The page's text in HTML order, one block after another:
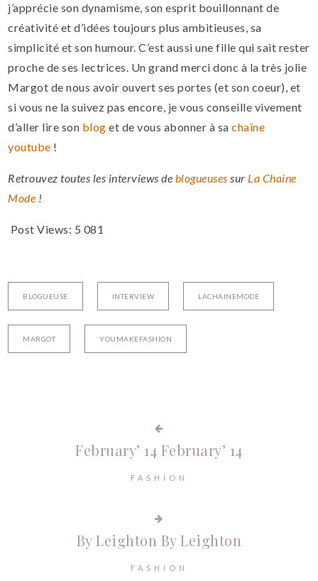
j’apprécie son dynamisme, son esprit bouillonnant de
créativité et d’idées toujours plus ambitieuses, sa
simplicité et son humour. C’est aussi une fille qui sait rester
proche de ses lectrices. Un grand merci donc à la très jolie
Margot de nous avoir ouvert ses portes (et son coeur), et
si vous ne la suivez pas encore, je vous conseille vivement
d’aller lire son blog et de vous abonner à sachaîne
youtube !
Retrouvez toutes les interviews de blogueuses sur La Chaine
Mode !
Post Views: 5 081
BLOGUEUSE INTERVIEW LACHAINEMODE
MARGOT YOUMAKEFASHION
February’ 14 February’ 14
FASHION
By Leighton By Leighton
FASHION